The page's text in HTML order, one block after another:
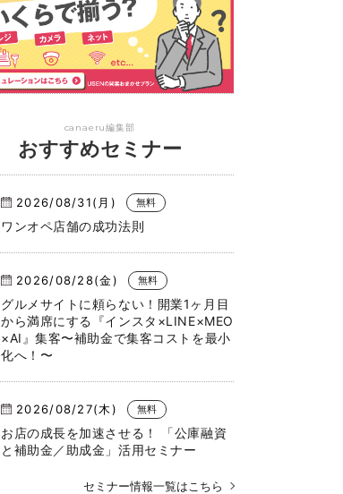
canaeru編集部
おすすめセミナー
2026/08/31(月) 無料
ワンオペ店舗の成功法則
2026/08/28(金) 無料
グルメサイトに頼らない！開業1ヶ月目
から満席にする『インスタ×LINE×MEO
×AI』集客〜補助金で集客コストを最小
化へ！〜
2026/08/27(木) 無料
お店の成長を加速させる！ 「公庫融資
と補助金／助成金」活用セミナー
セミナー情報一覧はこちら